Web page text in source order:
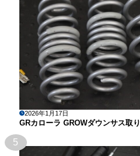
2026年1月17日
GRカローラ GROWダウンサス取
5